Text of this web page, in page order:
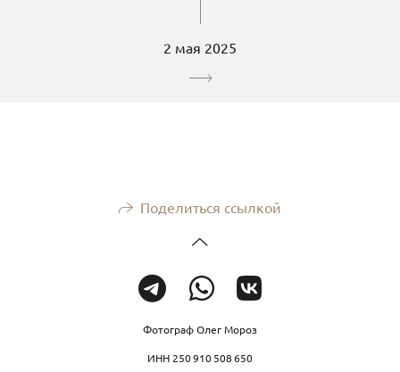
2 мая 2025
Поделиться ссылкой
Фотограф Олег Мороз
ИНН 250 910 508 650